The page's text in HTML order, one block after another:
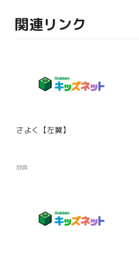
関連リンク
さよく【左翼】
辞典